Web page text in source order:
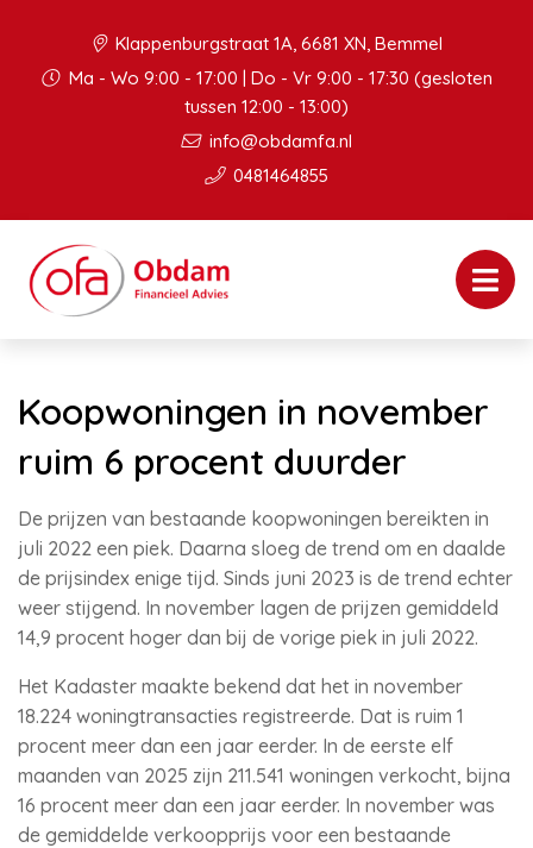
Klappenburgstraat 1A, 6681 XN, Bemmel
Ma - Wo 9:00 - 17:00 | Do - Vr 9:00 - 17:30 (gesloten
tussen 12:00 - 13:00)
info@obdamfa.nl
0481464855
Koopwoningen in november
ruim 6 procent duurder
De prijzen van bestaande koopwoningen bereikten in
juli 2022 een piek. Daarna sloeg de trend om en daalde
de prijsindex enige tijd. Sinds juni 2023 is de trend echter
weer stijgend. In november lagen de prijzen gemiddeld
14,9 procent hoger dan bij de vorige piek in juli 2022.
Het Kadaster maakte bekend dat het in november
18.224 woningtransacties registreerde. Dat is ruim 1
procent meer dan een jaar eerder. In de eerste elf
maanden van 2025 zijn 211.541 woningen verkocht, bijna
16 procent meer dan een jaar eerder. In november was
de gemiddelde verkoopprijs voor een bestaande